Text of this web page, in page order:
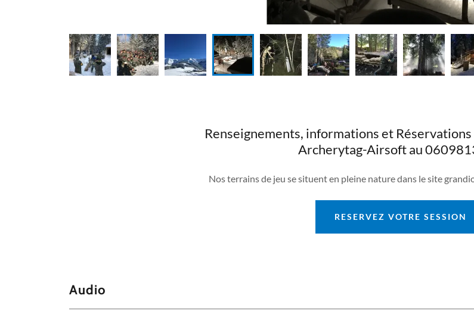
Renseignements, informations et
Archerytag-Airsoft au
Nos terrains de jeu se situent en pleine nature dans le site
RESERVEZ VOTRE SESSION
Audio